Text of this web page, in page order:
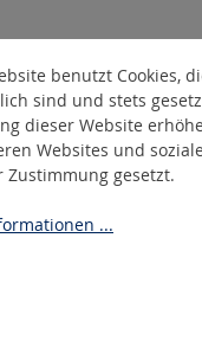
benutzt Cookies,
sind und stets
dieser Website
Websites und
Zustimmung gesetzt.
...